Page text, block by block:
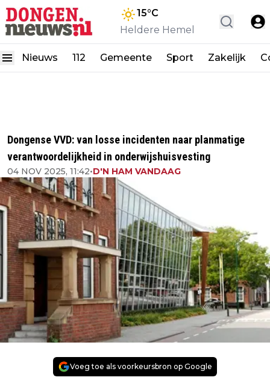
15°C
Heldere Hemel
Nieuws 112 Gemeente Sport Zakelijk
Dongense VVD: van losse incidenten naar planmatige
verantwoordelijkheid in onderwijshuisvesting
04 NOV 2025, 11:42•D'N HAM VANDAAG
Voeg toe als voorkeursbron op Google